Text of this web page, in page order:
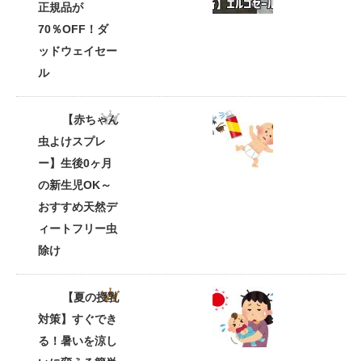
正規品が
70％OFF！ダ
ッドウェイセー
ル
【赤ちゃん
虫よけスプレ
ー】生後0ヶ月
の新生児OK～
おすすめ天然デ
ィートフリー虫
除け
【夏の授乳
対策】すぐでき
る！暑いを涼し